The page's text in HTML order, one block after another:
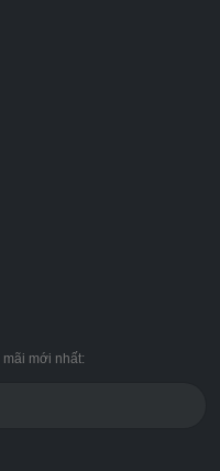
mới nhất: